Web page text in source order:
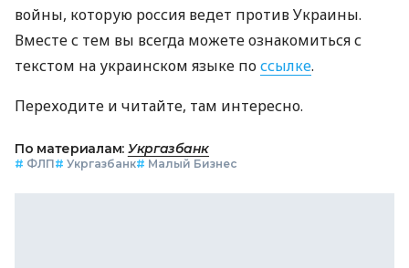
войны, которую россия ведет против Украины.
Вместе с тем вы всегда можете ознакомиться с
текстом на украинском языке поссылке.
Переходите и читайте, там интересно.
По материалам: Укргазбанк
# ФЛП# Укргазбанк# Малый Бизнес